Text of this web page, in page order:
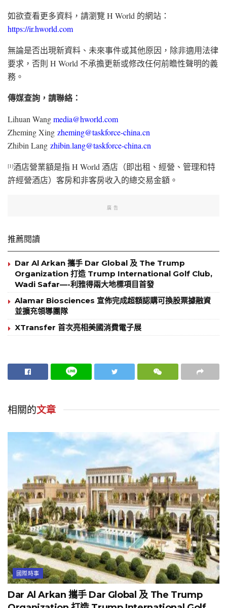
如欲查看更多資料，請瀏覽 H World 的網站：
https://ir.hworld.com
無論是否出現新資料、未來事件或其他原因，除非適用法律
要求，否則 H World 不承擔更新或修改任何前瞻性聲明的義
務。
傳媒查詢，請聯絡：
Lihuan Wangmedia@hworld.com
Zheming Xing zheming@taskforce-china.cn
Zhibin Lang zhibin.lang@taskforce-china.cn
[1]酒店營業額是指 H World 酒店（即出租、經營、管理和特
許經營酒店）客房和非客房收入的總交易金額。
廣告
推薦閱讀
Dar Al Arkan 攜手 Dar Global 及 The Trump
Organization 打造 Trump International Golf Club,
Wadi Safar—-利雅得兩大地標項目首發
Alamar Biosciences 宣佈完成超額認購可換股票據融資
並擴充領導團隊
XTransfer 首次亮相美國消費電子展
相關的文章
國際時事
Dar Al Arkan 攜手 Dar Global 及 The Trump